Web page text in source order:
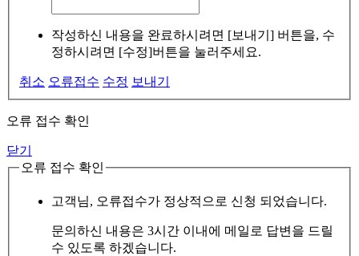
작성하신 내용을 완료하시려면 [보내기] 버튼을, 수
정하시려면 [수정]버튼을 눌러주세요.
취소 오류접수 수정 보내기
오류 접수 확인
닫기
오류 접수 확인
고객님, 오류접수가 정상적으로 신청 되었습니다.
문의하신 내용은 3시간 이내에 메일로 답변을 드릴
수 있도록 하겠습니다.